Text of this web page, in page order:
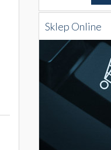
Sklep Online